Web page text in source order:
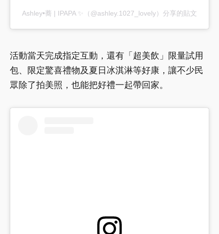
Ashley•蕎 | IPAPA ✨（@ashley.1027_lovely）分享的貼文
活動當天完成指定互動，還有「超美飲」限量試用
包、限定驚喜禮物及夏日冰淇淋等好康，讓不少民
眾除了拍美照，也能把好禮一起帶回家。